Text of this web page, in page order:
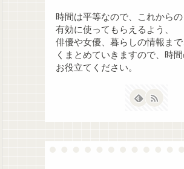
時間は平等なので、これから
有効に使ってもらえるよう、
俳優や女優、暮らしの情報ま
くまとめていきますので、時
お役立てください。